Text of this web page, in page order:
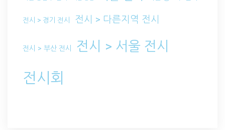
전시 > 경기 전시 전시 > 다른지역 전시
전시 > 부산 전시 전시 > 서울 전시
전시회